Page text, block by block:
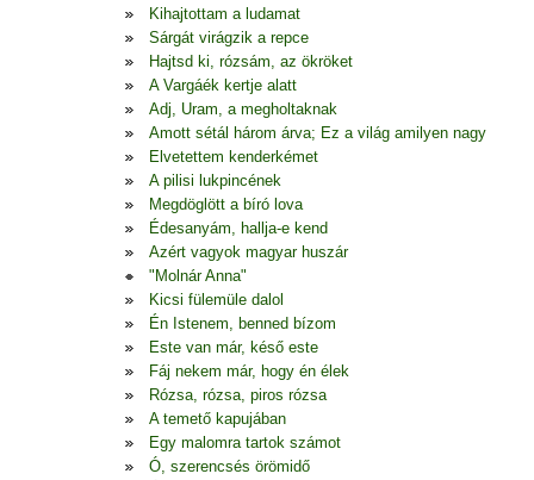
Kihajtottam a ludamat
Sárgát virágzik a repce
Hajtsd ki, rózsám, az ökröket
A Vargáék kertje alatt
Adj, Uram, a megholtaknak
Amott sétál három árva; Ez a világ amilyen nagy
Elvetettem kenderkémet
A pilisi lukpincének
Megdöglött a bíró lova
Édesanyám, hallja-e kend
Azért vagyok magyar huszár
"Molnár Anna"
Kicsi fülemüle dalol
Én Istenem, benned bízom
Este van már, késő este
Fáj nekem már, hogy én élek
Rózsa, rózsa, piros rózsa
A temető kapujában
Egy malomra tartok számot
Ó, szerencsés örömidő